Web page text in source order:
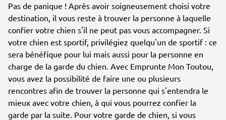
Pas de panique ! Après avoir soigneusement choisi votre
destination, il vous reste à trouver la personne à laquelle
confier votre chien s'il ne peut pas vous accompagner. Si
votre chien est sportif, privilégiez quelqu'un de sportif : ce
sera bénéfique pour lui mais aussi pour la personne en
charge de la garde du chien. Avec Emprunte Mon Toutou,
vous avez la possibilité de faire une ou plusieurs
rencontres afin de trouver la personne qui s'entendra le
mieux avec votre chien, à qui vous pourrez confier la
garde par la suite. Pour votre garde de chien, si vous